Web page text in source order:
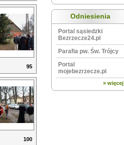
95
100
Odniesienia
Portal sąsiedzki
Bezrzecze24.pl
Parafia pw. Św. Trójcy
Portal
mojebezrzecze.pl
» więcej